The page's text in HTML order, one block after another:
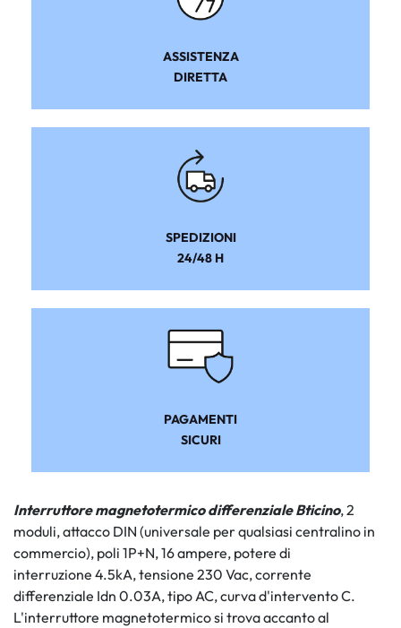
ASSISTENZA
DIRETTA
SPEDIZIONI
24/48 H
PAGAMENTI
SICURI
Interruttore magnetotermico differenziale Bticino, 2
moduli, attacco DIN (universale per qualsiasi centralino in
commercio), poli 1P+N, 16 ampere, potere di
interruzione 4.5kA, tensione 230 Vac, corrente
differenziale Idn 0.03A, tipo AC, curva d'intervento C.
L'interruttore magnetotermico si trova accanto al